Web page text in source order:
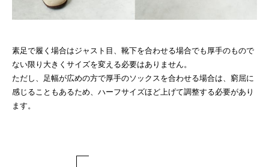
素足で履く場合はジャスト目、靴下を合わせる場合でも厚手のもので
ない限り大きくサイズを変える必要はありません。
ただし、足幅が広めの方で厚手のソックスを合わせる場合は、窮屈に
感じることもあるため、ハーフサイズほど上げて調整する必要があり
ます。